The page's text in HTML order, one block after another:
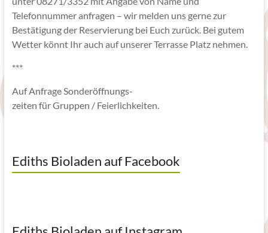
Telefonnummer anfragen – wir melden uns gerne zur
Bestätigung der Reservierung bei Euch zurück. Bei gutem
Wetter könnt Ihr auch auf unserer Terrasse Platz nehmen.
***
Auf Anfrage Sonderöffnungs-
zeiten für Gruppen / Feierlichkeiten.
Ediths Bioladen auf Facebook